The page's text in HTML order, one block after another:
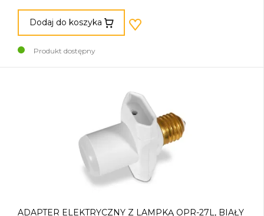
Dodaj do koszyka
Produkt dostępny
ADAPTER ELEKTRYCZNY Z LAMPKĄ OPR-27L, BIAŁY